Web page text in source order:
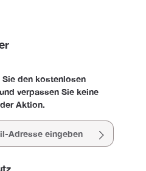
Sie den kostenlosen
verpassen Sie keine
Aktion.